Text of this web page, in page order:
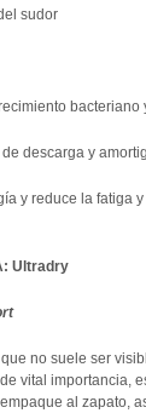
sudor
bacteriano
descarga y
y reduce la fatiga y
Ultradry
no suele ser
vital importancia,
al zapato,